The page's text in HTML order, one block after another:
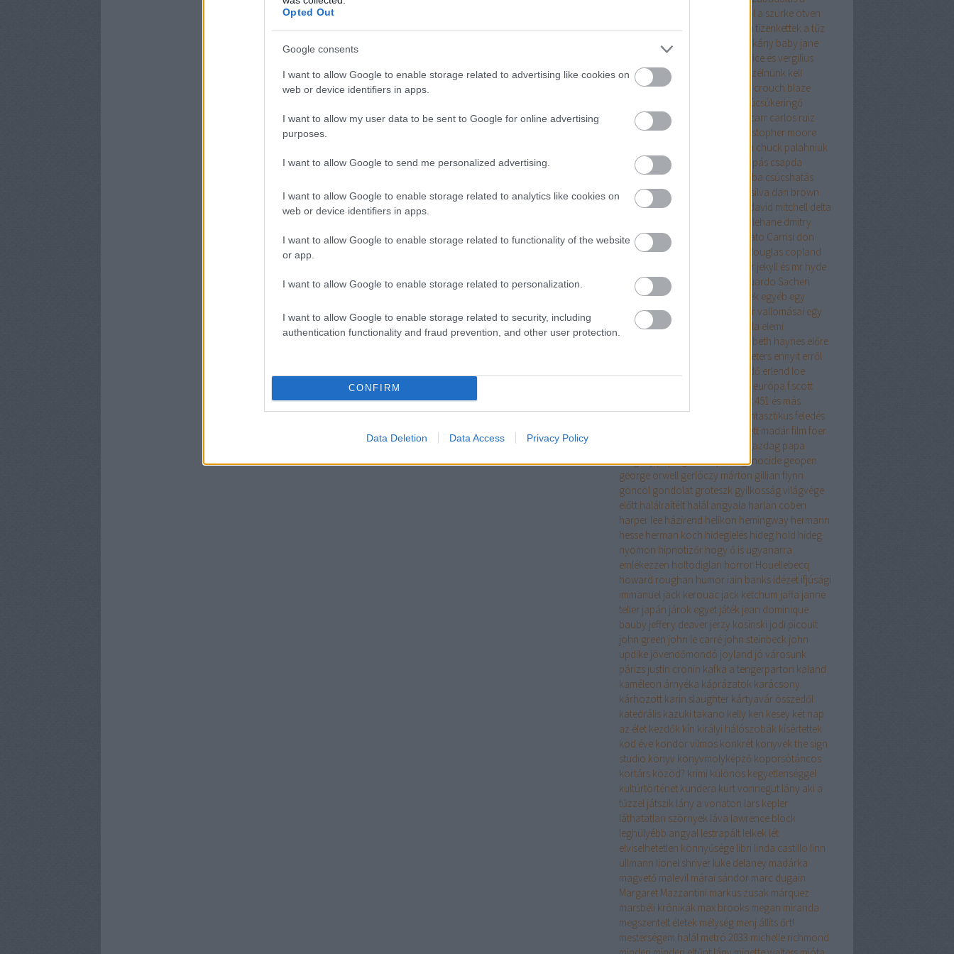
Opted Out
Google consents
I want to allow Google to enable storage related to advertising like cookies on
web or device identifiers in apps.
I want to allow my user data to be sent to Google for online advertising
purposes.
I want to allow Google to send me personalized advertising.
I want to allow Google to enable storage related to analytics like cookies on
web or device identifiers in apps.
I want to allow Google to enable storage related to functionality of the website
or app.
I want to allow Google to enable storage related to personalization.
I want to allow Google to enable storage related to security, including
authentication functionality and fraud prevention, and other user protection.
CONFIRM
Data Deletion Data Access Privacy Policy
szerelemről és más démonokról a szürke ötven
árnyalataa tanya a tizenkettek a tűz
a vacsora a velencei sárkány baby jane
barbár állatok
beatrice és vergilius
benkő lászló
beszélnünk kell
kevinrőlbiff evangéliuma blake crouch blaze
búcsúkeringő
budapest
budapest noir caleb carr carlos ruiz
zafóncartaphilus
christopher moore
chuck hogan chuck palahniuk
cigányút
Címkék csak egy harapás csapda
csikóéveink
csillagainkban a hiba csúcshatás
cyberpunkdaniel keyes daniel silva dan brown
darázsgyár
david mitchell delta
dennis lehane dmitry
glukhovskydonald james Donato Carrisi don
winslowdoppler
douglas copland
dr jekyll és mr hyde
különös esete
Eduardo Sacheri
Edward Albee
egerek és emberek egyéb egy
gyerekegy pohárral egy polgár vallomásai egy
sziget lehetősége
éhezők viadala elemi
elizabeth haynes előre
elvis peeters ennyit erről
erdő erlend loe
európa f.scott
fahrenheit 451 és más
történetekfanatikus fantasztikusfeledés
festett madárfilm foer
gazdag papa
szegény papageneral pressgenocide geopen
george orwell gerlóczy márton gillian flynn
göncöl gondolat groteszk gyilkosság világvége
előtt halálraítélt halál angyala harlan coben
harper lee házirend helikon hemingway hermann
hesse herman koch hideglelés hideg hold hideg
nyomon hipnotizőr hogy ő is ugyanarra
emlékezzen holtodiglan horror Houellebecq
howard roughan humor iain banks idézet ifjúsági
immanuel jack kerouac jack ketchum jaffa janne
teller japán járok egyet játék jean dominique
bauby jeffery deaver jerzy kosinski jodi picoult
john green john le carré john steinbeck john
updike jövendőmondó joyland jó városunk
párizs justin cronin kafka a tengerparton kaland
kaméleon árnyéka káprázatok karácsony
kárhozott karin slaughter kártyavár összedől
katedrális kazuki takano kelly ken kesey két nap
az élet kezdők kín királyi hálószobák kísértettek
köd éve kondor vilmos konkrét könyvek the sign
studio könyv könyvmolyképző koporsótáncos
kortárs közöd? krimi különös kegyetlenséggel
kultúrtörténet kundera kurt vonnegut lány aki a
tűzzel játszik lány a vonaton lars kepler
láthatatlan szörnyek láva lawrence block
leghülyébb angyal lestrapált lelkek lét
elviselhetetlen könnyűsége libri linda castillo linn
ullmann lionel shriver luke delaney madárka
magvető malevil márai sándor marc dugain
Margaret Mazzantini markus zusak márquez
marsbéli krónikák max brooks megan miranda
megszentelt életek mélység menj állíts őrt!
mesterségem halál metró 2033 michelle richmond